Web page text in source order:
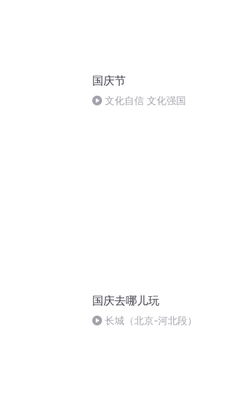
国庆节
文化自信 文化强国
国庆去哪儿玩
长城（北京-河北段）